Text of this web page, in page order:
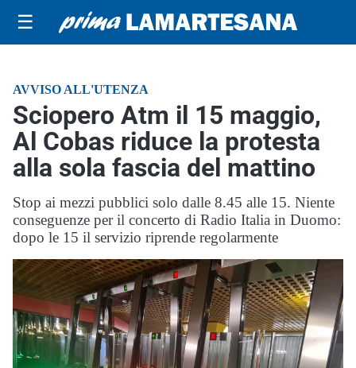
☰
AVVISO ALL'UTENZA
Sciopero Atm il 15 maggio,
Al Cobas riduce la protesta
alla sola fascia del mattino
Stop ai mezzi pubblici solo dalle 8.45 alle 15. Niente
conseguenze per il concerto di Radio Italia in Duomo:
dopo le 15 il servizio riprende regolarmente